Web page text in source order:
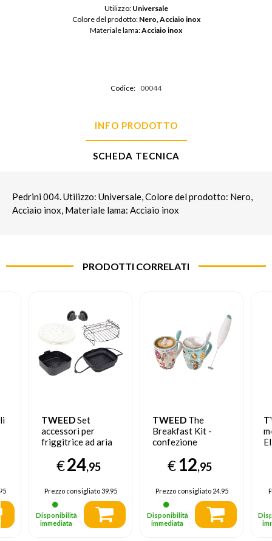
Utilizzo: Universale
Colore del prodotto: Nero, Acciaio inox
Materiale lama: Acciaio inox
Codice: 00044
INFO PRODOTTO
SCHEDA TECNICA
Pedrini 004. Utilizzo: Universale, Colore del prodotto: Nero,
Acciaio inox, Materiale lama: Acciaio inox
PRODOTTI CORRELATI
TWEEDSet
accessori per
friggitrice ad aria
€24,95
Prezzo consigliato39.95
Disponibilità
immediata
TWEED The
Breakfast Kit -
confezione
€12,95
Prezzo consigliato24.95
Disponibilità
immediata